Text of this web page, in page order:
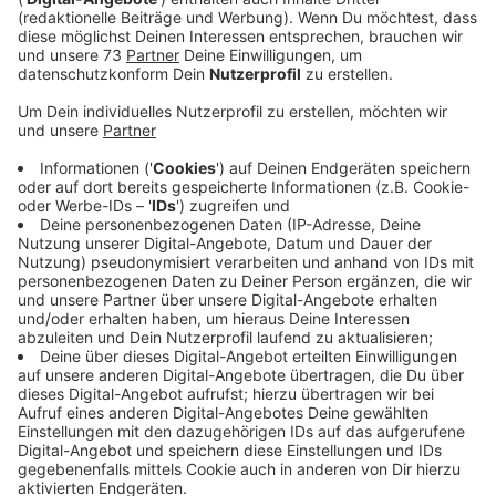
Zelt,Bier und Vogelstangen feeling vermitteln
kann.
Veröffentlicht:Donnerstag, 16.07.2020 15:46
Anzeige
Schützenfest mal anders
Anzeige
Nicht nur Festivals, Stadtfeste und Partys fallen aus.
Auch die Schützenfestsession 2020 muss dank
Corona weichen - Sind wir mal ehrlich, für viele ist
wahrscheinlich auch genau das am aller schlimmsten!
Unser RADIOWMW Nachmittagsmoderator Benjamin
Rotzler quatscht heute (16.7) in der geschenkten